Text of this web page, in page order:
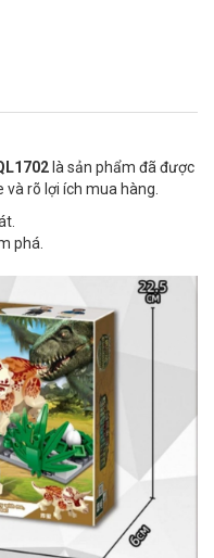
là sản phẩm đã được
rõ lợi ích mua hàng.
phá.